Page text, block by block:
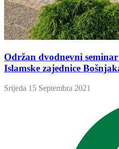
Održan dvodnevni
Islamske zajednice
Srijeda 15 Septembra 2021